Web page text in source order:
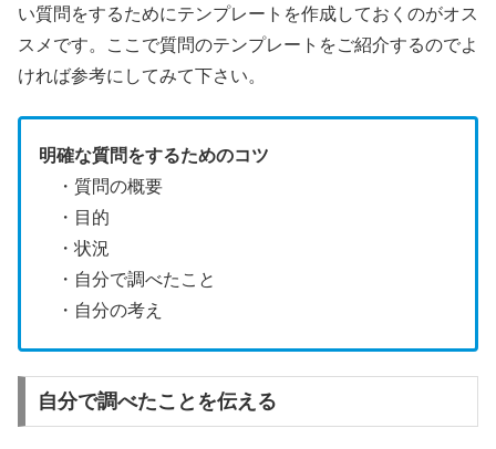
い質問をするためにテンプレートを作成しておくのがオス
スメです。ここで質問のテンプレートをご紹介するのでよ
ければ参考にしてみて下さい。
明確な質問をするためのコツ
・質問の概要
・目的
・状況
・自分で調べたこと
・自分の考え
自分で調べたことを伝える